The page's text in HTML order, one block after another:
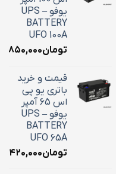
یوفو – UPS
BATTERY
UFO 100A
تومان
قیمت و خرید
باتری یو پی
اس 65 آمپر
یوفو – UPS
BATTERY
UFO 65A
تومان